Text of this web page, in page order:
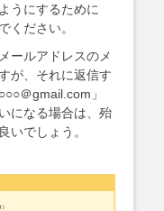
うにするために
ください。
ールアドレスのメ
が、それに返信す
＠gmail.com」
になる場合は、殆
いでしょう。